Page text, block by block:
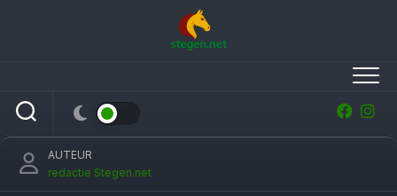
door diefstal sproeiers
AUTEUR
redactie Stegen.net